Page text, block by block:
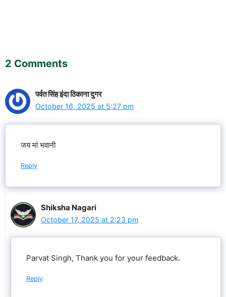
2 Comments
पर्वत सिंह इंदा ठिकाना दुगर
October 16, 2025 at 5:27 pm
जय मां भवानी
Reply
Shiksha Nagari
October 17, 2025 at 2:23 pm
Parvat Singh, Thank you for your feedback.
Reply